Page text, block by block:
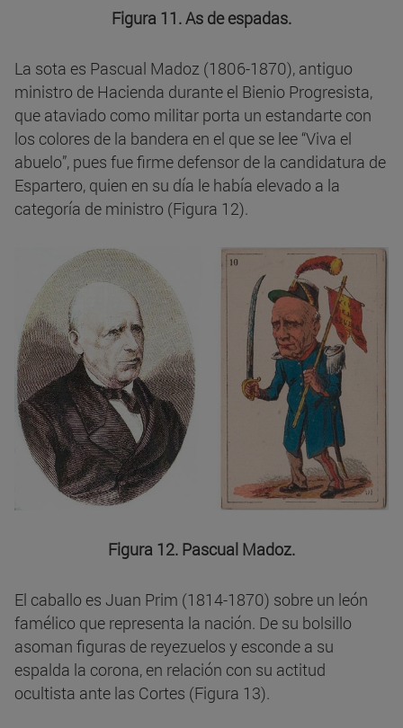
Figura 11. As de espadas.
La sota es Pascual Madoz (1806-1870), antiguo
ministro de Hacienda durante el Bienio Progresista,
que ataviado como militar porta un estandarte con
los colores de la bandera en el que se lee “Viva el
abuelo”, pues fue firme defensor de la candidatura de
Espartero, quien en su día le había elevado a la
categoría de ministro (Figura 12).
Figura 12. Pascual Madoz.
El caballo es Juan Prim (1814-1870) sobre un león
famélico que representa la nación. De su bolsillo
asoman figuras de reyezuelos y esconde a su
espalda la corona, en relación con su actitud
ocultista ante las Cortes (Figura 13).